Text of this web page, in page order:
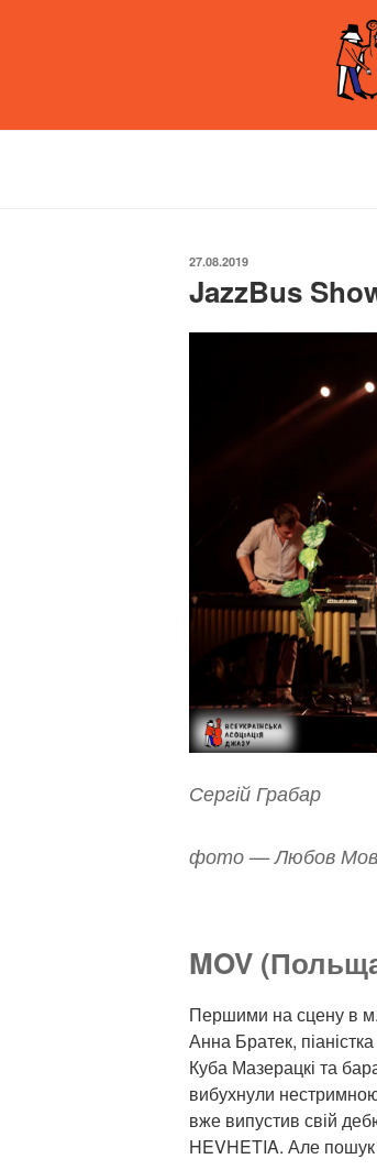
ОПУБЛІКОВАНО
27.08.2019
JazzBus
Сергій Грабар
фото — Любов
MOV
Першими на сцену в
Анна Братек,
Куба Мазерацкі та
вибухнули
вже випустив свій
HEVHETIA. Але пошук